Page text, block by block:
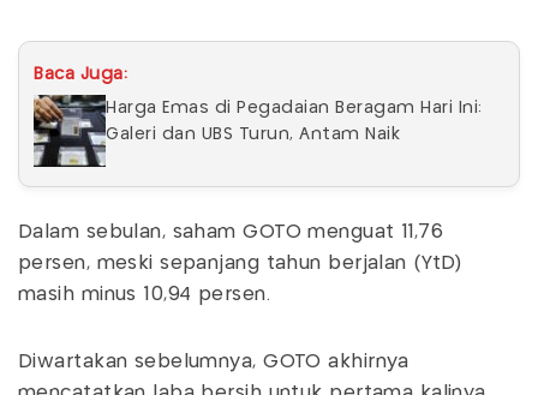
Baca Juga:
Harga Emas di Pegadaian Beragam Hari Ini:
Galeri dan UBS Turun, Antam Naik
Dalam sebulan, saham GOTO menguat 11,76
persen, meski sepanjang tahun berjalan (YtD)
masih minus 10,94 persen.
Diwartakan sebelumnya, GOTO akhirnya